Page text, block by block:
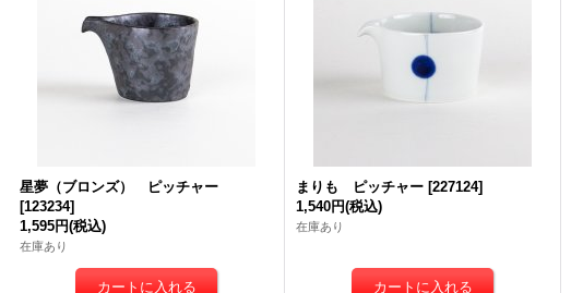
星夢（ブロンズ） ピッチャー
[123234]
1,595円(税込)
在庫あり
まりも ピッチャー [227124]
1,540円(税込)
在庫あり